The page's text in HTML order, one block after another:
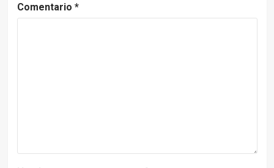
Comentario *